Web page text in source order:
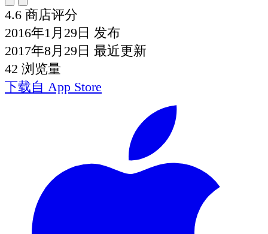
4.6 商店评分
2016年1月29日 发布
2017年8月29日 最近更新
42 浏览量
下载自 App Store